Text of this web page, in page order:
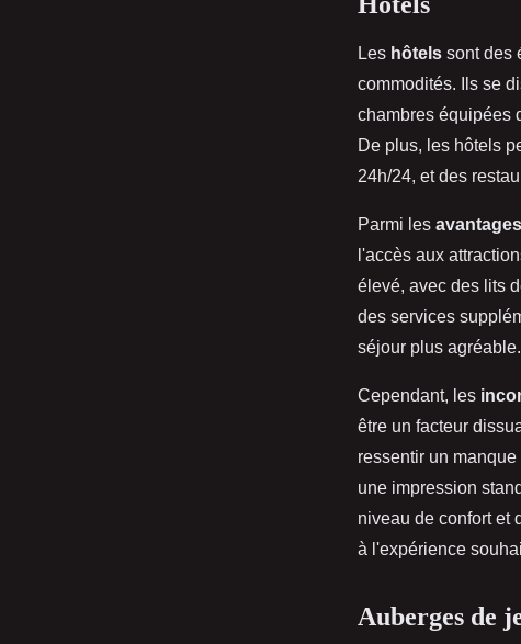
Les hôtels sont des
commodités. Ils se
chambres équipées
De plus, les hôtels
24h/24, et des
Parmi les
l'accès aux
élevé, avec des lits
des services
séjour plus agréable.
Cependant, les
être un facteur
ressentir un
une impression
niveau de confort et
à l'expérience
Auberges de